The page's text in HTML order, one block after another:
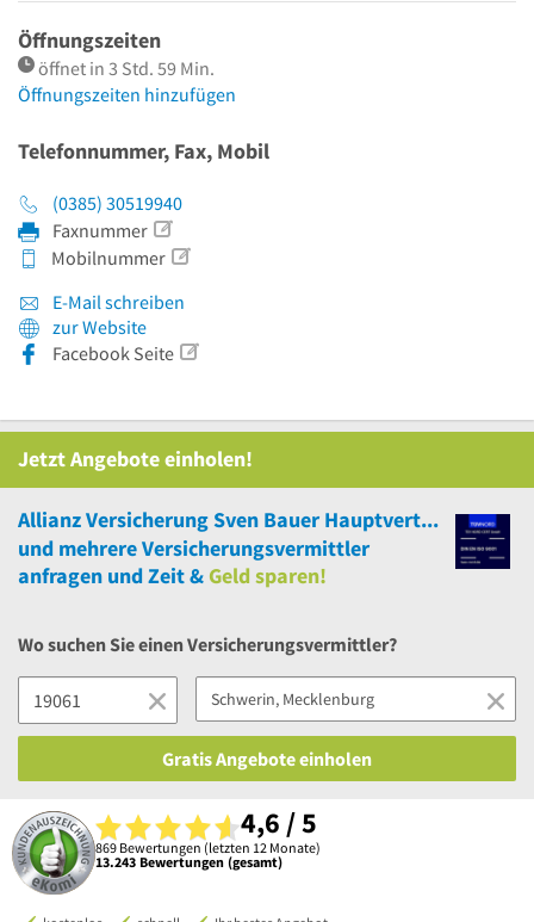
Öffnungszeiten
öffnet in 3 Std. 59 Min.
Öffnungszeiten hinzufügen
Telefonnummer, Fax, Mobil
(0385) 30519940
Faxnummer
Mobilnummer
E-Mail schreiben
zur Website
Facebook Seite
Jetzt Angebote einholen!
Allianz Versicherung Sven Bauer Hauptvertretung aus Schwerin & Plate
und mehrereVersicherungsvermittler
anfragen und Zeit &Geld sparen!
Wo suchen Sie einen Versicherungsvermittler?
Gratis Angebote einholen
4,6 / 5
869 Bewertungen (letzten 12 Monate)
13.243 Bewertungen (gesamt)